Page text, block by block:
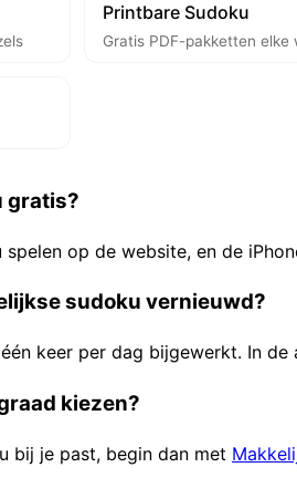
Printbare Sudoku
Gratis PDF-pakketten elke
gratis?
op de website, en de
sudoku vernieuwd?
keer per dag bijgewerkt. In
kiezen?
bij je past, begin dan met